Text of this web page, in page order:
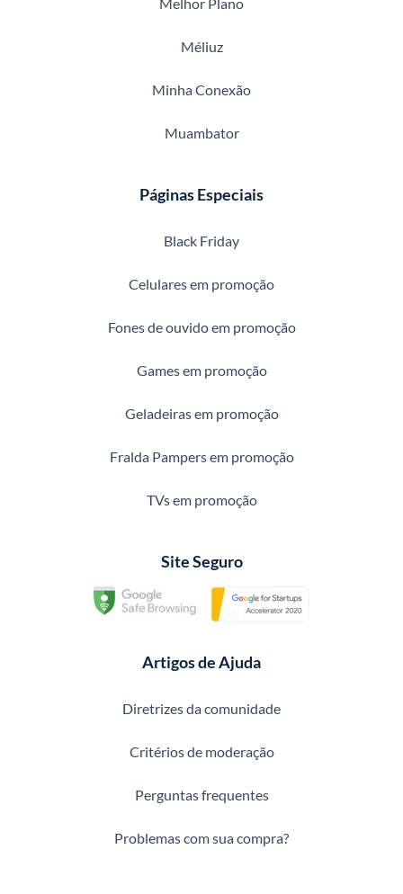
Méliuz
Minha Conexão
Muambator
Páginas Especiais
Black Friday
Celulares em promoção
Fones de ouvido em promoção
Games em promoção
Geladeiras em promoção
Fralda Pampers em promoção
TVs em promoção
Site Seguro
Artigos de Ajuda
Diretrizes da comunidade
Critérios de moderação
Perguntas frequentes
Problemas com sua compra?